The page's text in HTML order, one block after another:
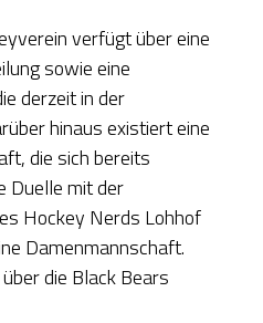
verfügt über eine
sowie eine
derzeit in der
hinaus existiert eine
die sich bereits
Duelle mit der
Hockey Nerds Lohhof
Damenmannschaft.
die Black Bears